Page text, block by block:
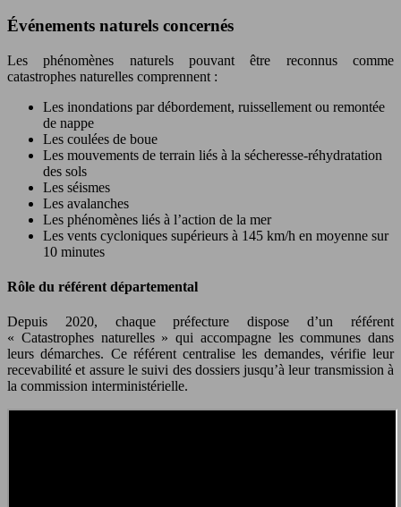
Événements naturels concernés
Les phénomènes naturels pouvant être reconnus comme
catastrophes naturelles comprennent :
Les inondations par débordement, ruissellement ou remontée
de nappe
Les coulées de boue
Les mouvements de terrain liés à la sécheresse-réhydratation
des sols
Les séismes
Les avalanches
Les phénomènes liés à l’action de la mer
Les vents cycloniques supérieurs à 145 km/h en moyenne sur
10 minutes
Rôle du référent départemental
Depuis 2020, chaque préfecture dispose d’un référent
« Catastrophes naturelles » qui accompagne les communes dans
leurs démarches. Ce référent centralise les demandes, vérifie leur
recevabilité et assure le suivi des dossiers jusqu’à leur transmission à
la commission interministérielle.